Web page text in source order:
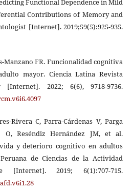
Functional Dependence in Mild
Contributions of Memory and
[Internet]. 2019;59(5):925-935.
Manzano FR. Funcionalidad cognitiva
mayor. Ciencia Latina Revista
[Internet]. 2022; 6(6), 9718-9736.
Rivera C, Parra-Cárdenas V, Parga
O, Reséndiz Hernández JM, et al.
y deterioro cognitivo en adultos
de Ciencias de la Actividad
2019; 6(1):707-715.